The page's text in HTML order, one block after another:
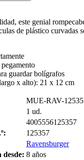
este genial
de plástico
guardar bolígrafos
x alto): 21 x 12 cm
MUE-RAV-
1 ud.
4005556125357
125357
Ravensburger
desde: 8 años